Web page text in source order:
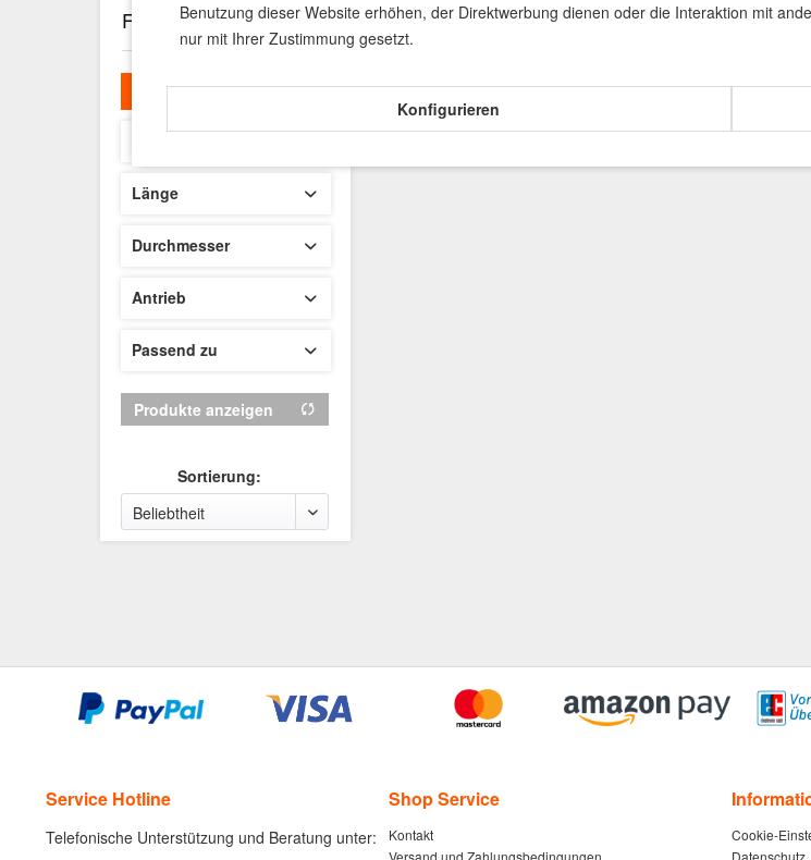
Filter
Filtern
Länge
153
Durchmesser
4,5mm
Antrieb
PH2
TX20
Passend zu
Dewalt DCF6201
Produkte anzeigen
Sortierung:
Service Hotline
Telefonische Unterstützung und Beratung unter:
Shop Service
Kontakt
Versand und Zahlungsbedingungen
Cookie-
Datenschutz
Benutzung dieser Website erhöhen, der Direktwerbung dienen oder die Interaktion mit
nur mit Ihrer Zustimmung gesetzt.
Konfigurieren